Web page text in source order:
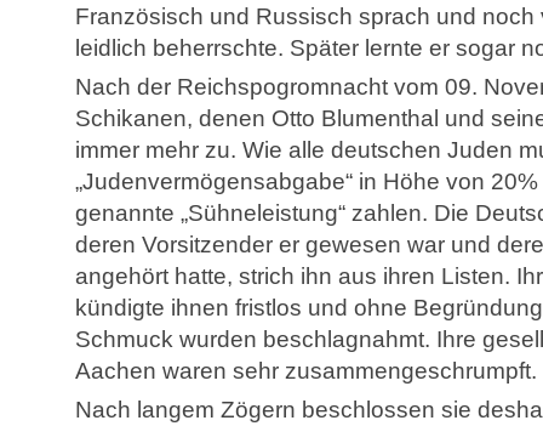
Französisch und Russisch sprach und
leidlich beherrschte. Später lernte er sogar
Nach der Reichspogromnacht vom 09.
Schikanen, denen Otto Blumenthal und
immer mehr zu. Wie alle deutschen Juden
„Judenvermögensabgabe“ in Höhe von
genannte „Sühneleistung“ zahlen. Die
deren Vorsitzender er gewesen war und
angehört hatte, strich ihn aus ihren Listen.
kündigte ihnen fristlos und ohne
Schmuck wurden beschlagnahmt. Ihre
Aachen waren sehr zusammengeschrumpft.
Nach langem Zögern beschlossen sie